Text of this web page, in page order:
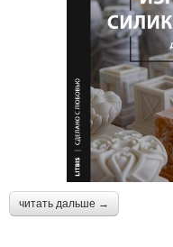
читать дальше →